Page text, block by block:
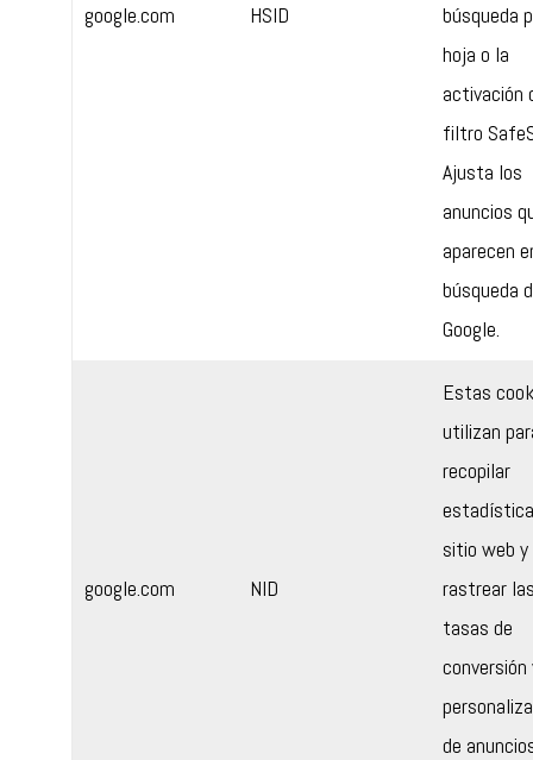
google.com HSID
búsqueda
hoja o la
activación
filtro
Ajusta los
anuncios
aparecen
búsqueda
Google.
google.com NID
Estas
utilizan
recopilar
sitio web y
rastrear
tasas de
conversión
de